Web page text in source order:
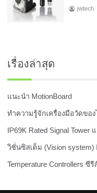
jwtech
เรื่องล่าสุด
แนะนำ MotionBoard
ทำความรู้จักเครื่องมือวัดขอ
IP69K Rated Signal Tower
วิชั่นซิสเต็ม (Vision system)
Temperature Controllers ซี